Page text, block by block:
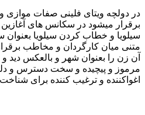
در دولچه ویتای فلینی صفات موازی
برقرار میشود در سکانس های
سیلویا و خطاب کردن سیلویا
متنی میان کارگردان و مخاطب
آن زن را بعنوان شهر و بالعکس
مرموز و پیچیده و سخت دسترس و
اغواکننده و ترغیب کننده برای